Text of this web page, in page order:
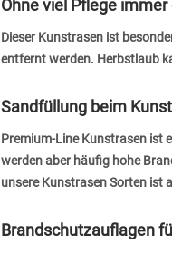
Ohne viel Pflege
Dieser Kunstrasen ist
entfernt werden. Herbstlaub
Sandfüllung beim
Premium-Line Kunstrasen ist
werden aber häufig hohe
unsere Kunstrasen Sorten ist
Brandschutzauflagen